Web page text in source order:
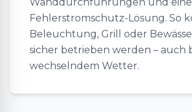
Fehlerstromschutz-Lösung. So
Beleuchtung, Grill oder
sicher betrieben werden – auch
wechselndem Wetter.